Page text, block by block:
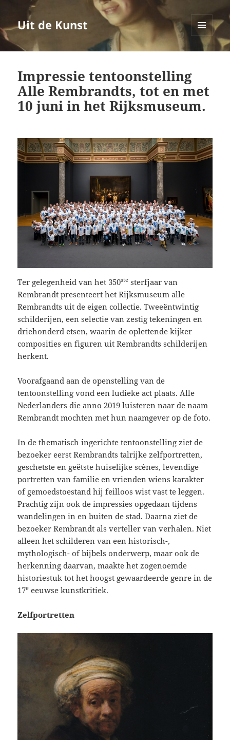
Uit de Kunst
MENU
EN
Impressie tentoonstelling
Alle Rembrandts, tot en met
10 juni in het Rijksmuseum.
Ter gelegenheid van het 350ste sterfjaar van
Rembrandt presenteert het Rijksmuseum alle
Rembrandts uit de eigen collectie. Tweeëntwintig
schilderijen, een selectie van zestig tekeningen en
driehonderd etsen, waarin de oplettende kijker
composities en figuren uit Rembrandts schilderijen
herkent.
Voorafgaand aan de openstelling van de
tentoonstelling vond een ludieke act plaats. Alle
Nederlanders die anno 2019 luisteren naar de naam
Rembrandt mochten met hun naamgever op de foto.
In de thematisch ingerichte tentoonstelling ziet de
bezoeker eerst Rembrandts talrijke zelfportretten,
geschetste en geëtste huiselijke scènes, levendige
portretten van familie en vrienden wiens karakter
of gemoedstoestand hij feilloos wist vast te leggen.
Prachtig zijn ook de impressies opgedaan tijdens
wandelingen in en buiten de stad. Daarna ziet de
bezoeker Rembrandt als verteller van verhalen. Niet
alleen het schilderen van een historisch-,
mythologisch- of bijbels onderwerp, maar ook de
herkenning daarvan, maakte het zogenoemde
historiestuk tot het hoogst gewaardeerde genre in de
17e eeuwse kunstkritiek.
Zelfportretten